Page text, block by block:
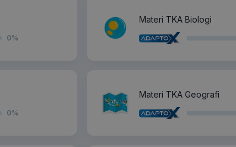
0%
Materi TKA Biologi
0%
Materi TKA Geografi